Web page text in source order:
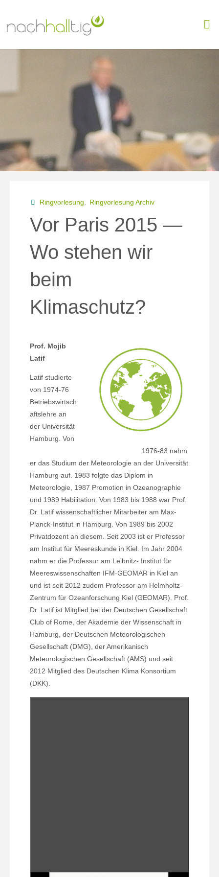
content
Ringvorlesung Ringvorlesung Archiv
Vor Paris 2015 —
Wo stehen wir
beim
Klimaschutz?
Prof. Mojib
Latif
Latif studierte
von 1974-76
Betriebswirtsch
aftslehre an
der Universität
Hamburg. Von
1976-83 nahm
er das Studium der Meteorologie an der Universität
Hamburg auf. 1983 folgte das Diplom in
Meteorologie, 1987 Promotion in Ozeanographie
und 1989 Habilitation. Von 1983 bis 1988 war Prof.
Dr. Latif wissenschaftlicher Mitarbeiter am Max-
Planck-Institut in Hamburg. Von 1989 bis 2002
Privatdozent an diesem. Seit 2003 ist er Professor
am Institut für Meereskunde in Kiel. Im Jahr 2004
nahm er die Professur am Leibnitz- Institut für
Meereswissenschaften IFM-GEOMAR in Kiel an
und ist seit 2012 zudem Professor am Helmholtz-
Zentrum für Ozeanforschung Kiel (GEOMAR). Prof.
Dr. Latif ist Mitglied bei der Deutschen Gesellschaft
Club of Rome, der Akademie der Wissenschaft in
Hamburg, der Deutschen Meteorologischen
Gesellschaft (DMG), der Amerikanisch
Meteorologischen Gesellschaft (AMS) und seit
2012 Mitglied des Deutschen Klima Konsortium
(DKK).